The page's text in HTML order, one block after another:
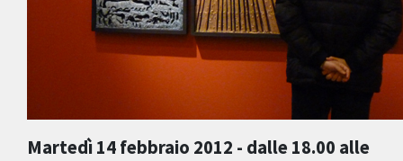
Martedì 14 febbraio 2012 - dalle 18.00 alle